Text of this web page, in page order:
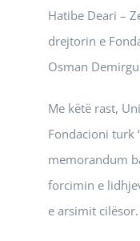
Hatibe Deari –
drejtorin e
Osman
Me këtë rast,
Fondacioni turk
memorandum
forcimin e
e arsimit cilësor.